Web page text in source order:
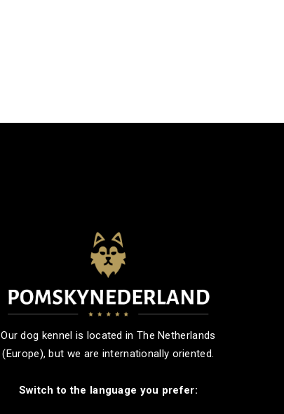
Our dog kennel is located in The Netherlands
(Europe), but we are internationally oriented.
Switch to the language you prefer: